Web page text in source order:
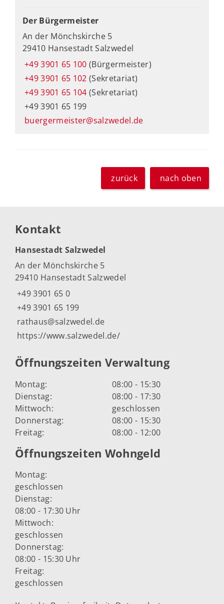
Der Bürgermeister
An der Mönchskirche 5
29410 Hansestadt Salzwedel
+49 3901 65 100 (Bürgermeister)
+49 3901 65 102 (Sekretariat)
+49 3901 65 104 (Sekretariat)
+49 3901 65 199
buergermeister@salzwedel.de
zurück nach oben
Kontakt
Hansestadt Salzwedel
An der Mönchskirche 5
29410 Hansestadt Salzwedel
+49 3901 65 0
+49 3901 65 199
rathaus@salzwedel.de
https://www.salzwedel.de/
Öffnungszeiten Verwaltung
Montag:
08:00 - 15:30
Dienstag:
08:00 - 17:30
Mittwoch:
geschlossen
Donnerstag:
08:00 - 15:30
Freitag:
08:00 - 12:00
Öffnungszeiten Wohngeld
Montag:
geschlossen
Dienstag:
08:00 - 17:30 Uhr
Mittwoch:
geschlossen
Donnerstag:
08:00 - 15:30 Uhr
Freitag:
geschlossen